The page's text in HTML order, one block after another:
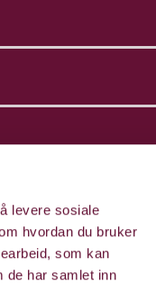
levere sosiale
hvordan du bruker
som kan
de har samlet inn